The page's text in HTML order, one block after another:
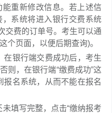
能重新修改信息。若上述信
，系统将进入银行交费系统
交费的订单号。考生可以通
个页面，以便后期查询)。
在银行端交费成功后，考生
则，在银行端“缴费成功”这
名系统，从而不能在报名
填写完整，点击“缴纳报考